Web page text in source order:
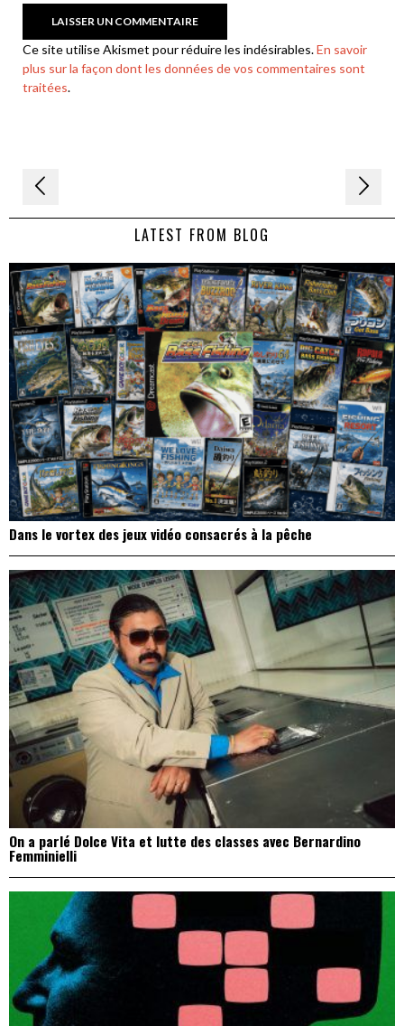
Ce site utilise Akismet pour réduire les indésirables.En savoir
plus sur la façon dont les données de vos commentaires sont
traitées.
Navigation
de LATEST FROM BLOG
Dans le vortex des jeux vidéo consacrés à la pêche
On a parlé Dolce Vita et lutte des classes avec Bernardino
Femminielli